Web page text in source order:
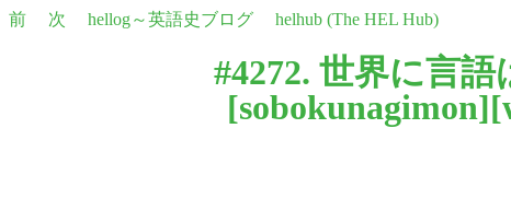
前 次 hellog～英語史ブログ helhub (The HEL Hub)
#4272. 世界に言
[sobokunagimon][